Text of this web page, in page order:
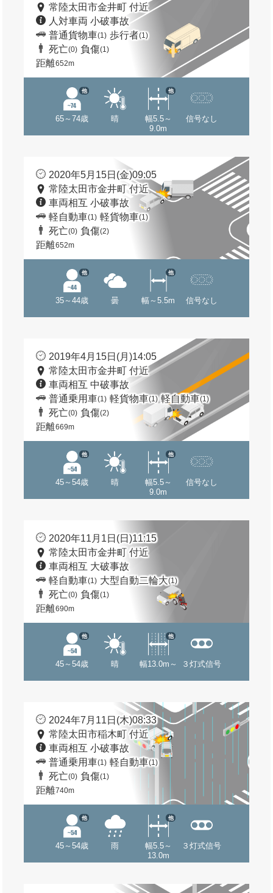
常陸太田市金井町 付近
人対車両 小破事故
普通貨物車(1) 歩行者(1)
死亡(0) 負傷(1)
距離652m
65～74歳
他
晴
幅5.5～
9.0m
他
信号なし
2020年5月15日(金)09:05
常陸太田市金井町 付近
車両相互 小破事故
軽自動車(1) 軽貨物車(1)
死亡(0) 負傷(2)
距離652m
35～44歳
他
曇 幅～5.5m
他
信号なし
2019年4月15日(月)14:05
常陸太田市金井町 付近
車両相互 中破事故
普通乗用車(1) 軽貨物車(1) 軽自動車(1)
死亡(0) 負傷(2)
距離669m
45～54歳
他
晴
幅5.5～
9.0m
他
信号なし
2020年11月1日(日)11:15
常陸太田市金井町 付近
車両相互 大破事故
軽自動車(1) 大型自動二輪大(1)
死亡(0) 負傷(1)
距離690m
45～54歳
他
晴 幅13.0m～
他
３灯式信号
2024年7月11日(木)08:33
常陸太田市稲木町 付近
車両相互 小破事故
普通乗用車(1) 軽自動車(1)
死亡(0) 負傷(1)
距離740m
45～54歳
他
雨
幅5.5～
13.0m
他
３灯式信号